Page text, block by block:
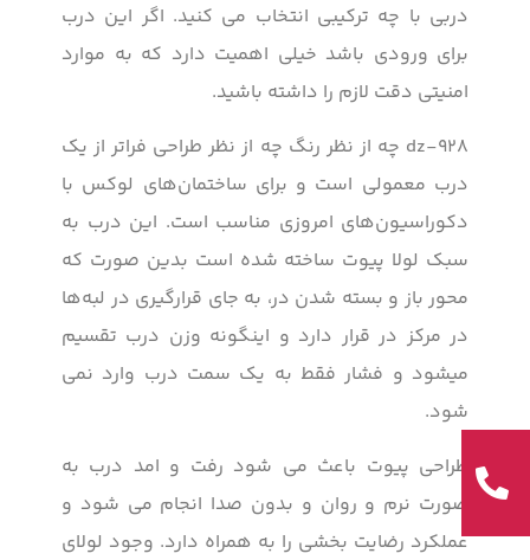
دربی با چه ترکیبی انتخاب می کنید. اگر این درب
برای ورودی باشد خیلی اهمیت دارد که به موارد
امنیتی دقت لازم را داشته باشید.
dz-928 چه از نظر رنگ چه از نظر طراحی فراتر از یک
درب معمولی است و برای ساختمان‌های لوکس با
دکوراسیون‌های امروزی مناسب است. این درب به
سبک لولا پیوت ساخته شده است بدین صورت که
محور باز و بسته شدن در، به جای قرارگیری در لبه‌ها
در مرکز در قرار دارد و اینگونه وزن درب تقسیم
میشود و فشار فقط به یک سمت درب وارد نمی
شود.
طراحی پیوت باعث می شود رفت و امد درب به
صورت نرم و روان و بدون صدا انجام می شود و
عملکرد رضایت بخشی را به همراه دارد. وجود لولای